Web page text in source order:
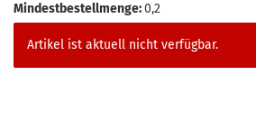
Mindestbestellmenge:0,2
Artikel ist aktuell nicht verfügbar.